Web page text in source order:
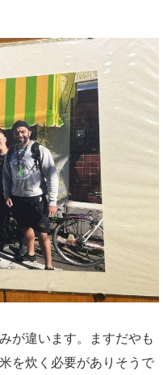
が違います。ますだやも
を炊く必要がありそうで